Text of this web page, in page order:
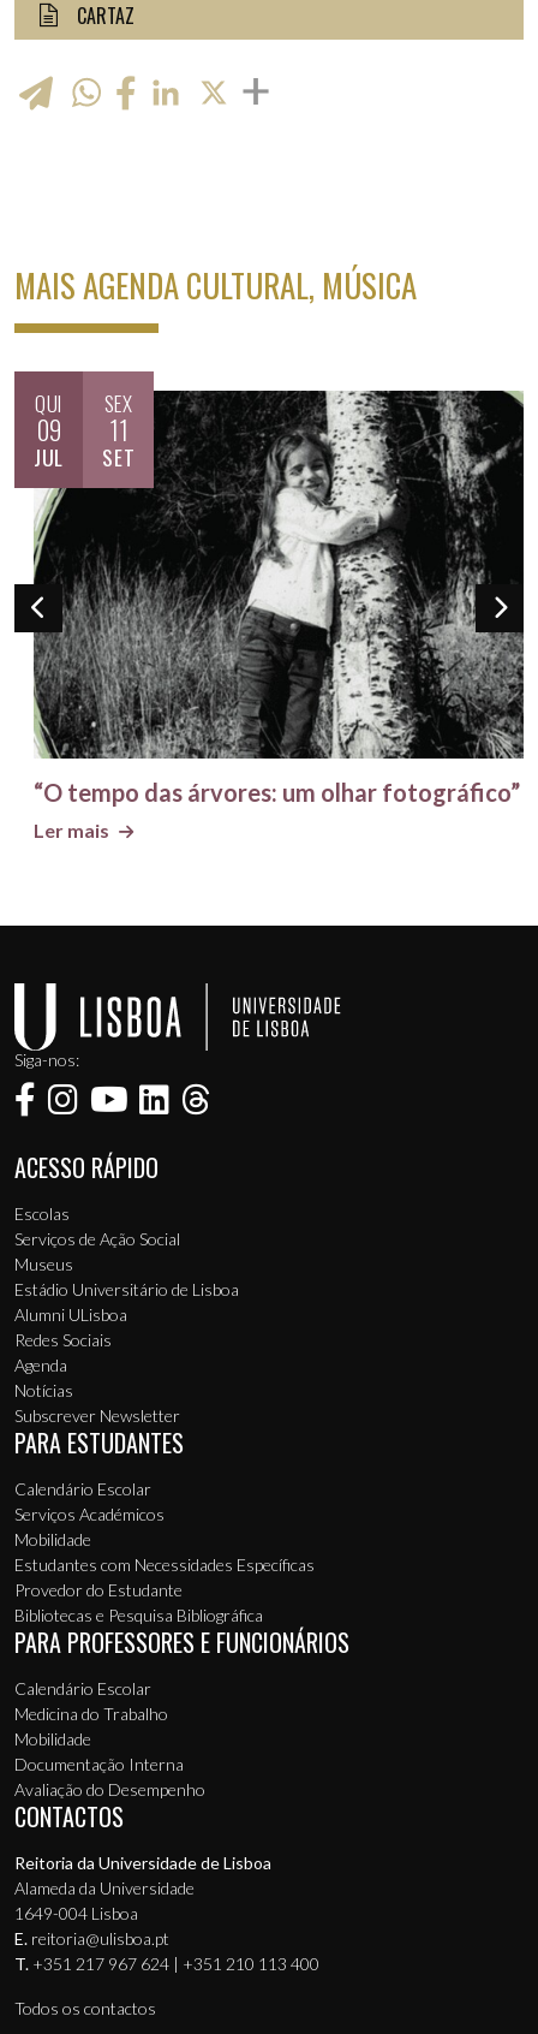
CARTAZ
WhatsApp
LinkedIn
X
MAIS AGENDA CULTURAL, MÚSICA
QUI
09
JUL
SEX
11
SET
“O tempo das árvores: um olhar fotográfico”
Ler mais
Siga-nos:
Menu de rodapé
ACESSO RÁPIDO
Escolas
Serviços de Ação Social
Museus
Estádio Universitário de Lisboa
Alumni ULisboa
Redes Sociais
Agenda
Notícias
Subscrever Newsletter
PARA ESTUDANTES
Calendário Escolar
Serviços Académicos
Mobilidade
Estudantes com Necessidades Específicas
Provedor do Estudante
Bibliotecas e Pesquisa Bibliográfica
PARA PROFESSORES E FUNCIONÁRIOS
Calendário Escolar
Medicina do Trabalho
Mobilidade
Documentação Interna
Avaliação do Desempenho
CONTACTOS
Reitoria da Universidade de Lisboa
Alameda da Universidade
1649-004 Lisboa
E. reitoria@ulisboa.pt
T. +351 217 967 624 | +351 210 113 400
Todos os contactos